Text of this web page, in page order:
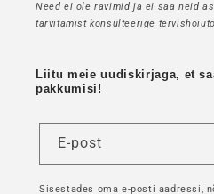
Need ei ole ravimid ja ei saa neid
tarvitamist konsulteerige
Liitu meie uudiskirjaga, et
pakkumisi!
E-post
Sisestades oma e-posti aadressi,